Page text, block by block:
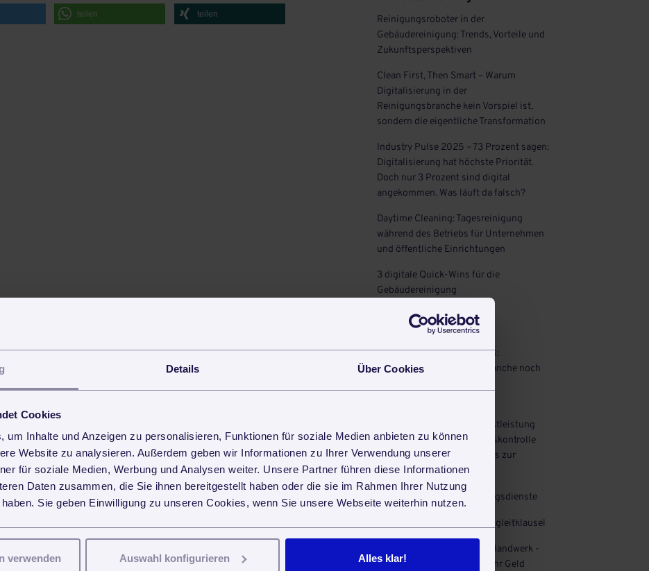
Details Über Cookies
Cookies
um Inhalte und Anzeigen zu personalisieren, Funktionen für soziale Medien anbieten zu können
Website zu analysieren. Außerdem geben wir Informationen zu Ihrer Verwendung unserer
für soziale Medien, Werbung und Analysen weiter. Unsere Partner führen diese Informationen
Daten zusammen, die Sie ihnen bereitgestellt haben oder die sie im Rahmen Ihrer Nutzung
Sie geben Einwilligung zu unseren Cookies, wenn Sie unsere Webseite weiterhin nutzen.
verwenden Auswahl konfigurieren Alles klar!
teilen teilen
Reinigungsroboter in der
Gebäudereinigung: Trends, Vorteile und
Zukunftsperspektiven
Clean First, Then Smart – Warum
Digitalisierung in der
Reinigungsbranche kein Vorspiel ist,
sondern die eigentliche Transformation
Industry Pulse 2025 – 73 Prozent sagen:
Digitalisierung hat höchste Priorität.
Doch nur 3 Prozent sind digital
angekommen. Was läuft da falsch?
Daytime Cleaning: Tagesreinigung
während des Betriebs für Unternehmen
und öffentliche Einrichtungen
3 digitale Quick-Wins für die
Gebäudereinigung
Auch interessant
zvoove Industry Pulse 2024:
Gebäudedienstleistungsbranche noch
Trends in der Gebäudedienstleistung
2025: Von mobiler Qualitätskontrolle
über digitale Schulungen bis zur
intelligenten Wartung
Alltagshilfe durch Betreuungsdienste
Mehr Sicherheit durch Lohngleitklausel
Zahlungsbedingungen im Handwerk -
So kommen Sie schnell an ihr Geld